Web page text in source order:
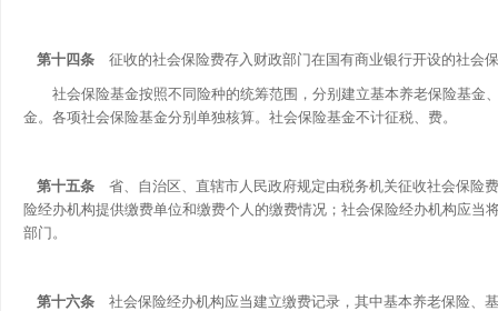
第十四条 征收的社会保险费存入财政部门在国有商业银行开设的社会
社会保险基金按照不同险种的统筹范围，分别建立基本养老保险基金
金。各项社会保险基金分别单独核算。社会保险基金不计征税、费。
第十五条 省、自治区、直辖市人民政府规定由税务机关征收社会保险
险经办机构提供缴费单位和缴费个人的缴费情况；社会保险经办机构应当
部门。
第十六条 社会保险经办机构应当建立缴费记录，其中基本养老保险、